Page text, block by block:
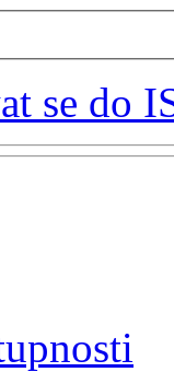
se do